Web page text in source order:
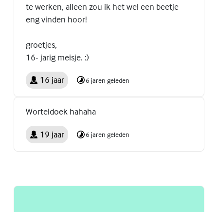
te werken, alleen zou ik het wel een beetje
eng vinden hoor!
groetjes,
16- jarig meisje. :)
16 jaar 6 jaren geleden
Worteldoek hahaha
19 jaar 6 jaren geleden